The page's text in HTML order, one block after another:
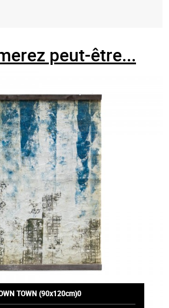
peut-être...
TOWN (90x120cm)0